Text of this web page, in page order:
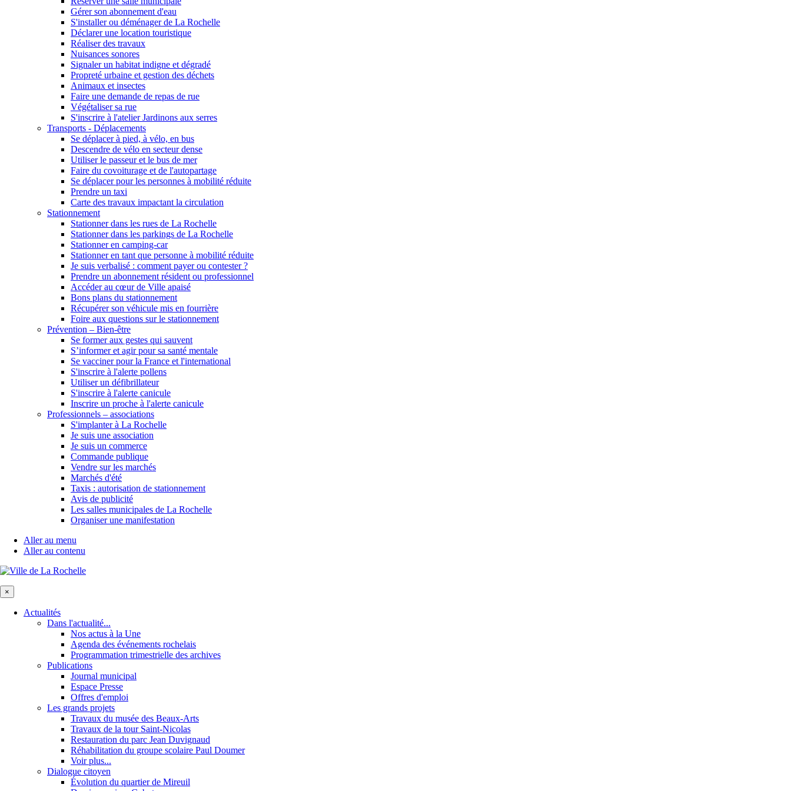
Gérer son abonnement d'eau
S'installer ou déménager de La Rochelle
Déclarer une location touristique
Réaliser des travaux
Nuisances sonores
Signaler un habitat indigne et dégradé
Propreté urbaine et gestion des déchets
Animaux et insectes
Faire une demande de repas de rue
Végétaliser sa rue
S'inscrire à l'atelier Jardinons aux serres
Transports - Déplacements
Se déplacer à pied, à vélo, en bus
Descendre de vélo en secteur dense
Utiliser le passeur et le bus de mer
Faire du covoiturage et de l'autopartage
Se déplacer pour les personnes à mobilité réduite
Prendre un taxi
Carte des travaux impactant la circulation
Stationnement
Stationner dans les rues de La Rochelle
Stationner dans les parkings de La Rochelle
Stationner en camping-car
Stationner en tant que personne à mobilité réduite
Je suis verbalisé : comment payer ou contester ?
Prendre un abonnement résident ou professionnel
Accéder au cœur de Ville apaisé
Bons plans du stationnement
Récupérer son véhicule mis en fourrière
Foire aux questions sur le stationnement
Prévention – Bien-être
Se former aux gestes qui sauvent
S’informer et agir pour sa santé mentale
Se vacciner pour la France et l'international
S'inscrire à l'alerte pollens
Utiliser un défibrillateur
S'inscrire à l'alerte canicule
Inscrire un proche à l'alerte canicule
Professionnels – associations
S'implanter à La Rochelle
Je suis une association
Je suis un commerce
Commande publique
Vendre sur les marchés
Marchés d'été
Taxis : autorisation de stationnement
Avis de publicité
Les salles municipales de La Rochelle
Organiser une manifestation
Aller au menu
Aller au contenu
×
Actualités
Dans l'actualité...
Nos actus à la Une
Agenda des événements rochelais
Programmation trimestrielle des archives
Publications
Journal municipal
Espace Presse
Offres d'emploi
Les grands projets
Travaux du musée des Beaux-Arts
Travaux de la tour Saint-Nicolas
Restauration du parc Jean Duvignaud
Réhabilitation du groupe scolaire Paul Doumer
Voir plus...
Dialogue citoyen
Évolution du quartier de Mireuil